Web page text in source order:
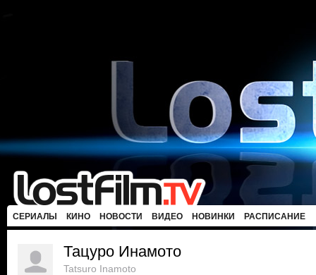
СЕРИАЛЫ КИНО НОВОСТИ ВИДЕО НОВИНКИ РАСПИСАНИЕ
Тацуро Инамото
Tatsuro Inamoto